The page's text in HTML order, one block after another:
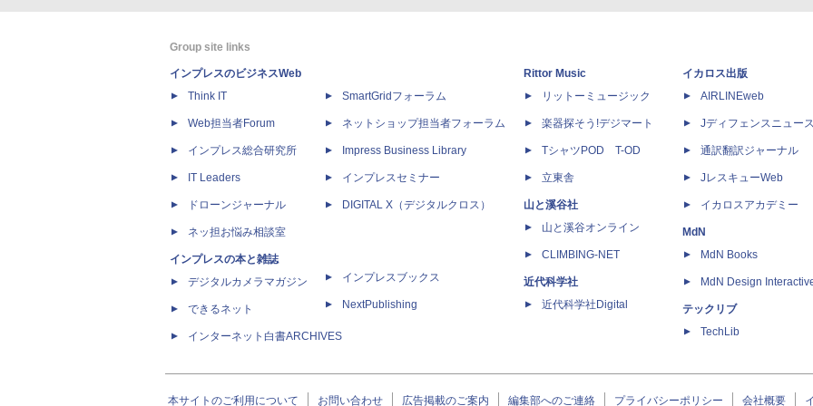
Group site links
インプレスのビジネスWeb
Think IT
Web担当者Forum
インプレス総合研究所
IT Leaders
ドローンジャーナル
ネッ担お悩み相談室
インプレスの本と雑誌
デジタルカメラマガジン
できるネット
インターネット白書ARCHIVES
SmartGridフォーラム
ネットショップ担当者フォーラム
Impress Business Library
インプレスセミナー
DIGITAL X（デジタルクロス）
インプレスブックス
NextPublishing
Rittor Music
リットーミュージック
楽器探そう!デジマート
TシャツPOD T-OD
立東舎
山と溪谷社
山と溪谷オンライン
CLIMBING-NET
近代科学社
近代科学社Digital
イカロス出版
AIRLINEweb
Jディフェンスニュー
通訳翻訳ジャーナル
JレスキューWeb
イカロスアカデミー
MdN
MdN Books
MdN Design
テックリブ
TechLib
本サイトのご利用について お問い合わせ 広告掲載のご案内 編集部へのご連絡 プライバシーポリシー 会社概要